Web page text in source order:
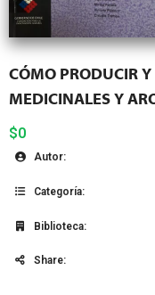
CÓMO PRODUCIR
MEDICINALES Y
$0
Autor:
Categoría:
Biblioteca:
Share: